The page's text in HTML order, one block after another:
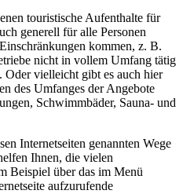
touristische Aufenthalte für
generell für alle Personen
kommen, z. B.
nicht in vollem Umfang tätig
Oder vielleicht gibt es auch hier
des Umfanges der Angebote
Schwimmbäder, Sauna- und
Internetseiten genannten Wege
Ihnen, die vielen
Beispiel über das im Menü
aufzurufende